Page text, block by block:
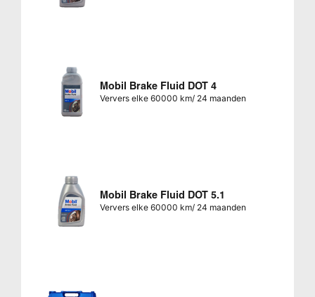
Mobil Brake Fluid DOT 4
Ververs elke 60000 km/ 24 maanden
Mobil Brake Fluid DOT 5.1
Ververs elke 60000 km/ 24 maanden